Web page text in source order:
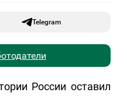
Telegram
России оставил